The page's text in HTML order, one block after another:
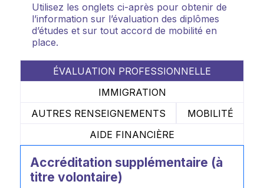
Utilisez les onglets ci-après pour obtenir de
l’information sur l’évaluation des diplômes
d’études et sur tout accord de mobilité en
place.
ÉVALUATION PROFESSIONNELLE
IMMIGRATION
AUTRES RENSEIGNEMENTS
MOBILITÉ
AIDE FINANCIÈRE
Accréditation supplémentaire (à
titre volontaire)